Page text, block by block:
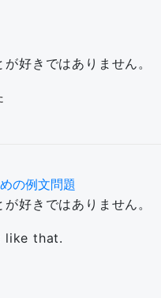
好きではありません。
の例文問題
好きではありません。
like that.